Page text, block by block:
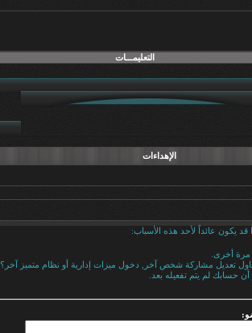
التعليمـــات
الإهداءات
يكون عائداً لأحد هذه الأسباب:
مرة أخرى.
تعديل مشاركة شخص آخر, دخول ميزات إدارية أو نظام متميز آخر؟
حسابك لم يتم تفعيله بعد.